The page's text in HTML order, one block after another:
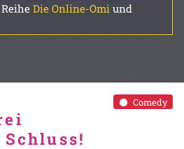
Die Online-Omi und
Comedy